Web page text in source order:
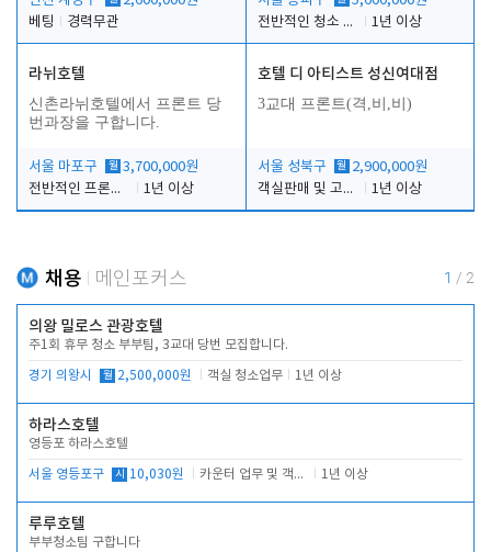
베팅
경력무관
전반적인 청소 업무(객실청소.객실정리)
1년 이상
라뉘호텔
신촌라뉘호텔에서 프론트 당
번과장을 구합니다.
서울 마포구 월 3,700,000원
전반적인 프론트 당번업무
1년 이상
호텔 디 아티스트 성신여대점
3교대 프론트(격,비,비)
서울 성북구 월 2,900,000원
객실판매 및 고객응대
1년 이상
채용 메인포커스 1 / 2
의왕 밀로스 관광호텔
주1회 휴무 청소 부부팀, 3교대 당번 모집합니다.
경기 의왕시 월 2,500,000원 객실 청소업무 1년 이상
하라스호텔
영등포 하라스호텔
서울 영등포구 시 10,030원 카운터 업무 및 객실관리(청소상태 확인, 객실판매) 1년 이상
루루호텔
부부청소팀 구합니다